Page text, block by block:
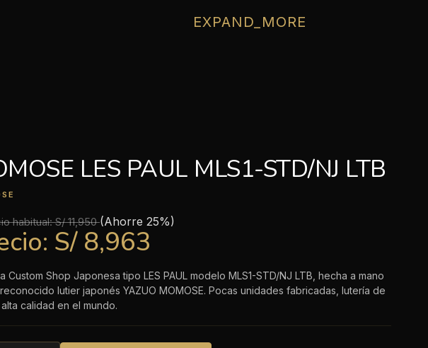
EXPAND_MORE
LES PAUL MLS1-STD/NJ LTB
habitual:S/ 11,950(Ahorre 25%)
S/ 8,963
Custom Shop Japonesa tipo LES PAUL modelo MLS1-STD/NJ LTB, hecha a mano
lutier japonés YAZUO MOMOSE. Pocas unidades fabricadas, lutería de
alta calidad en el mundo.